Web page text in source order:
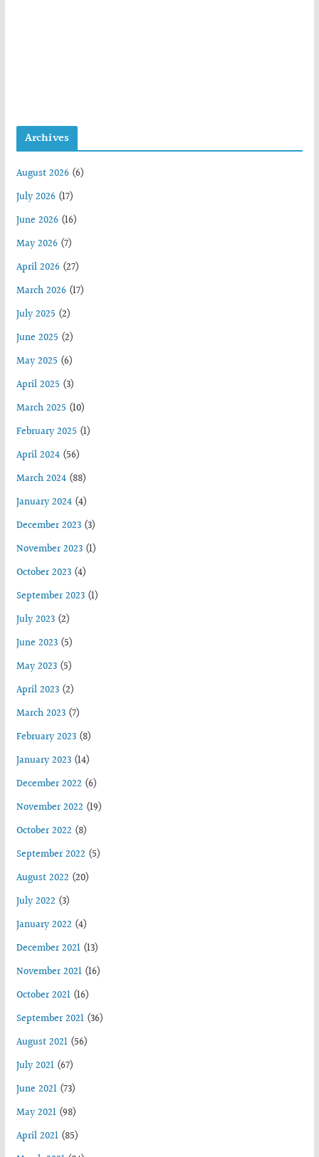
Archives
August 2026(6)
July 2026(17)
June 2026(16)
May 2026(7)
April 2026(27)
March 2026(17)
July 2025 (2)
June 2025 (2)
May 2025 (6)
April 2025 (3)
March 2025 (10)
February 2025 (1)
April 2024(56)
March 2024(88)
January 2024(4)
December 2023(3)
November 2023(1)
October 2023(4)
September 2023(1)
July 2023(2)
June 2023(5)
May 2023(5)
April 2023(2)
March 2023(7)
February 2023(8)
January 2023(14)
December 2022 (6)
November 2022 (19)
October 2022 (8)
September 2022 (5)
August 2022 (20)
July 2022 (3)
January 2022 (4)
December 2021(13)
November 2021(16)
October 2021(16)
September 2021(36)
August 2021(56)
July 2021(67)
June 2021(73)
May 2021(98)
April 2021(85)